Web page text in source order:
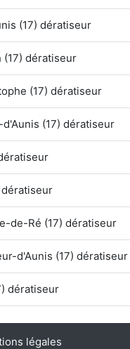
(17) dératiseur
(17) dératiseur
(17) dératiseur
(17) dératiseur
dératiseur
de-Ré (17) dératiseur
d'Aunis (17) dératiseur
dératiseur
légales